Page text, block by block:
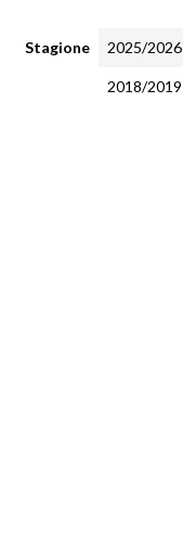
Stagione 2025/2026
2018/2019